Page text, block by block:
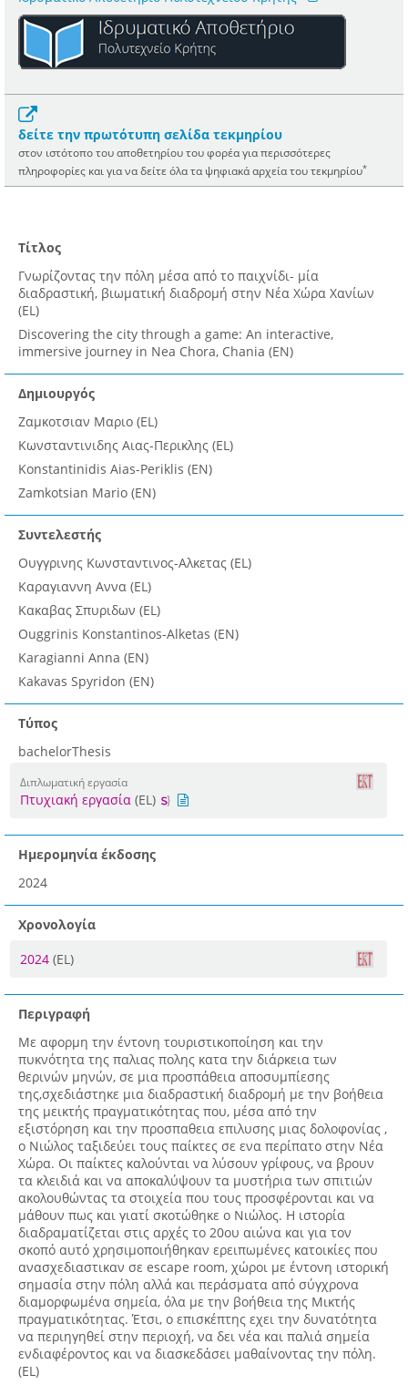
δείτε την πρωτότυπη σελίδα τεκμηρίου
στον ιστότοπο του αποθετηρίου του φορέα για περισσότερες
πληροφορίες και για να δείτε όλα τα ψηφιακά αρχεία του τεκμηρίου*
Τίτλος
Γνωρίζοντας την πόλη μέσα από το παιχνίδι- μία
διαδραστική, βιωματική διαδρομή στην Νέα Χώρα Χανίων
(EL)
Discovering the city through a game: An interactive,
immersive journey in Nea Chora, Chania (EN)
Δημιουργός
Ζαμκοτσιαν Μαριο (EL)
Κωνσταντινιδης Αιας-Περικλης (EL)
Konstantinidis Aias-Periklis (EN)
Zamkotsian Mario (EN)
Συντελεστής
Ουγγρινης Κωνσταντινος-Αλκετας (EL)
Καραγιαννη Αννα (EL)
Κακαβας Σπυριδων (EL)
Ouggrinis Konstantinos-Alketas (EN)
Karagianni Anna (EN)
Kakavas Spyridon (EN)
Τύπος
bachelorThesis
Διπλωματική εργασία
Πτυχιακή εργασία (EL)
Ημερομηνία έκδοσης
2024
Χρονολογία
2024 (EL)
Περιγραφή
Με αφορμη την έντονη τουριστικοποίηση και την
πυκνότητα της παλιας πολης κατα την διάρκεια των
θερινών μηνών, σε μια προσπάθεια αποσυμπίεσης
της,σχεδιάστηκε μια διαδραστική διαδρομή με την βοήθεια
της μεικτής πραγματικότητας που, μέσα από την
εξιστόρηση και την προσπαθεια επιλυσης μιας δολοφονίας ,
ο Νιώλος ταξιδεύει τους παίκτες σε ενα περίπατο στην Νέα
Χώρα. Οι παίκτες καλούνται να λύσουν γρίφους, να βρουν
τα κλειδιά και να αποκαλύψουν τα μυστήρια των σπιτιών
ακολουθώντας τα στοιχεία που τους προσφέρονται και να
μάθουν πως και γιατί σκοτώθηκε ο Νιώλος. Η ιστορία
διαδραματίζεται στις αρχές το 20ου αιώνα και για τον
σκοπό αυτό χρησιμοποιήθηκαν ερειπωμένες κατοικίες που
ανασχεδιαστικαν σε escape room, χώροι με έντονη ιστορική
σημασία στην πόλη αλλά και περάσματα από σύγχρονα
διαμορφωμένα σημεία, όλα με την βοήθεια της Μικτής
πραγματικότητας. Έτσι, ο επισκέπτης εχει την δυνατότητα
να περιηγηθεί στην περιοχή, να δει νέα και παλιά σημεία
ενδιαφέροντος και να διασκεδάσει μαθαίνοντας την πόλη.
(EL)